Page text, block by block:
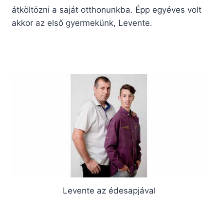
átköltözni a saját otthonunkba. Épp egyéves volt
akkor az első gyermekünk, Levente.
Levente az édesapjával